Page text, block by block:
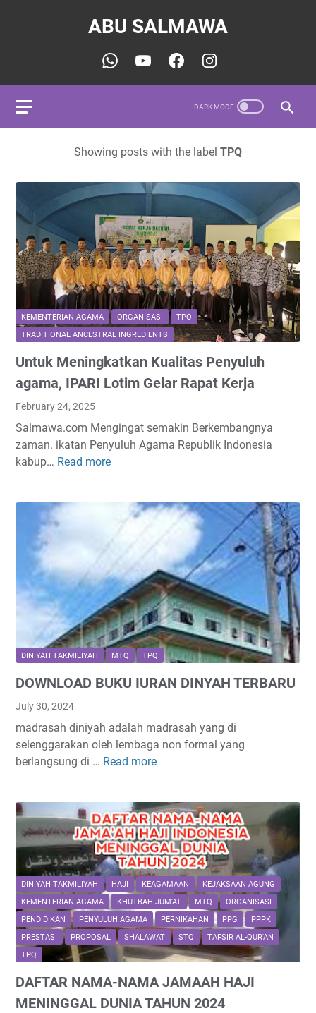
ABU SALMAWA
Showing posts with the label TPQ
KEMENTERIAN AGAMA ORGANISASI
TPQ
TRADITIONAL ANCESTRAL INGREDIENTS
Untuk Meningkatkan Kualitas Penyuluh
agama, IPARI Lotim Gelar Rapat Kerja
February 24, 2025
Salmawa.com Mengingat semakin Berkembangnya
zaman. ikatan Penyuluh Agama Republik Indonesia
kabup… Read more
n
i
n
g
k
a
t
n
K
u
l
i
t
a
s
P
e
n
u
h
DINIYAH TAKMILIYAH MTQ TPQ
DOWNLOAD BUKU IURAN DINYAH TERBARU
July 30, 2024
madrasah diniyah adalah madrasah yang di
selenggarakan oleh lembaga non formal yang
berlangsung di … Read more
N
L
O
A
D
B
U
K
U
I
U
R
DINIYAH TAKMILIYAH HAJI KEAGAMAAN
KEJAKSAAN AGUNG
KEMENTERIAN AGAMA
KHUTBAH JUM'AT MTQ
ORGANISASI
PENDIDIKAN
PENYULUH AGAMA PERNIKAHAN PPG
PPPK
PRESTASI
PROPOSAL SHALAWAT STQ
TAFSIR AL-QUR'AN
TPQ
DAFTAR NAMA-NAMA JAMAAH HAJI
MENINGGAL DUNIA TAHUN 2024